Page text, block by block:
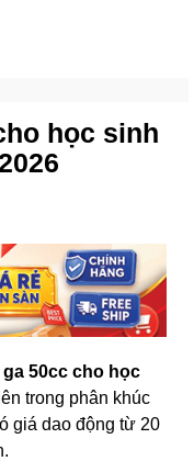
học sinh
ga 50cc cho học
trong phân khúc
giá dao động từ 20